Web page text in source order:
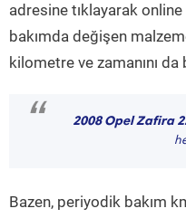
adresine tıklayarak
bakımda değişen
kilometre ve zamanını
“ 2008 Opel Zafira
Bazen, periyodik bakım